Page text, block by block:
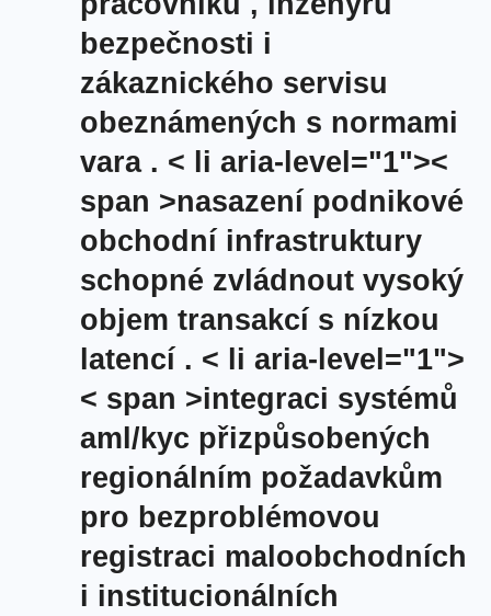
bezpečnosti i
zákaznického servisu
obeznámených s normami
vara . < li aria-level="1"><
span >nasazení podnikové
obchodní infrastruktury
schopné zvládnout vysoký
objem transakcí s nízkou
latencí . < li aria-level="1">
< span >integraci systémů
aml/kyc přizpůsobených
regionálním požadavkům
pro bezproblémovou
registraci maloobchodních
i institucionálních